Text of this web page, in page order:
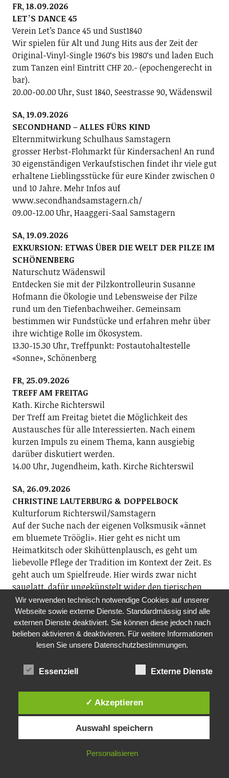
FR, 18.09.2026
LETʼS DANCE 45
Verein Letʼs Dance 45 und Sust1840
Wir spielen für Alt und Jung Hits aus der Zeit der
Original-Vinyl-Single 1960ʻs bis 1980ʻs und laden Euch
zum Tanzen ein! Eintritt CHF 20.- (epochengerecht in
bar).
20.00-00.00 Uhr, Sust 1840, Seestrasse 90, Wädenswil
SA, 19.09.2026
SECONDHAND – ALLES FÜRS KIND
Elternmitwirkung Schulhaus Samstagern
grosser Herbst-Flohmarkt für Kindersachen! An rund
30 eigenständigen Verkaufstischen findet ihr viele gut
erhaltene Lieblingsstücke für eure Kinder zwischen 0
und 10 Jahre. Mehr Infos auf
www.secondhandsamstagern.ch/
09.00-12.00 Uhr, Haaggeri-Saal Samstagern
SA, 19.09.2026
EXKURSION: ETWAS ÜBER DIE WELT DER PILZE IM
SCHÖNENBERG
Naturschutz Wädenswil
Entdecken Sie mit der Pilzkontrolleurin Susanne
Hofmann die Ökologie und Lebensweise der Pilze
rund um den Tiefenbachweiher. Gemeinsam
bestimmen wir Fundstücke und erfahren mehr über
ihre wichtige Rolle im Ökosystem.
13.30-15.30 Uhr, Treffpunkt: Postautohaltestelle
«Sonne», Schönenberg
FR, 25.09.2026
TREFF AM FREITAG
Kath. Kirche Richterswil
Der Treff am Freitag bietet die Möglichkeit des
Austausches für alle Interessierten. Nach einem
kurzen Impuls zu einem Thema, kann ausgiebig
darüber diskutiert werden.
14.00 Uhr, Jugendheim, kath. Kirche Richterswil
SA, 26.09.2026
CHRISTINE LAUTERBURG & DOPPELBOCK
Kulturforum Richterswil/Samstagern
Auf der Suche nach der eigenen Volksmusik «ännet
em bluemete Tröögli». Hier geht es nicht um
Heimatkitsch oder Skihüttenplausch, es geht um
liebevolle Pflege der Tradition im Kontext der Zeit. Es
geht auch um Spielfreude. Hier wirds zwar nicht
sauglatt, dafür ungekünstelt wider den tierischen
Ernst.
Dide Marfurt: Halszitter, Dudelsack, Gitarre; ­Simon
Dettwiler: Schwyzerörgeli; Matthias Linck: Geige
19.30 Uhr, Kulturkeller Preisig, Richterswil
MITTAGSTISCH
Mittagstisch für Seniorinnen und Senioren
ab 60. Im Anschluss Film. Anmeldung an
Fredi Reist, Tel. 044 784 88 52 oder per E-Mail:
ov.richterswil@pszh.ch
Rosengarten, Dorfstrasse 75, Richterswil
Wir verwenden technisch notwendige Cookies auf unserer
Webseite sowie externe Dienste. Standardmässig sind alle
externen Dienste deaktiviert. Sie können diese jedoch nach
belieben aktivieren & deaktivieren. Für weitere Informationen
lesen Sie unsere Datenschutzbestimmungen.
Essenziell Externe Dienste
✓ Akzeptieren
Auswahl speichern
Personalisieren